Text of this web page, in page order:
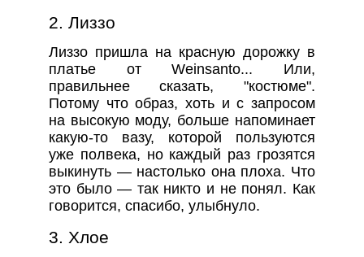
2. Лиззо
Лиззо пришла на красную дорожку в
платье от Weinsanto... Или,
правильнее сказать, "костюме".
Потому что образ, хоть и с запросом
на высокую моду, больше напоминает
какую-то вазу, которой пользуются
уже полвека, но каждый раз грозятся
выкинуть — настолько она плоха. Что
это было — так никто и не понял. Как
говорится, спасибо, улыбнуло.
3. Хлое